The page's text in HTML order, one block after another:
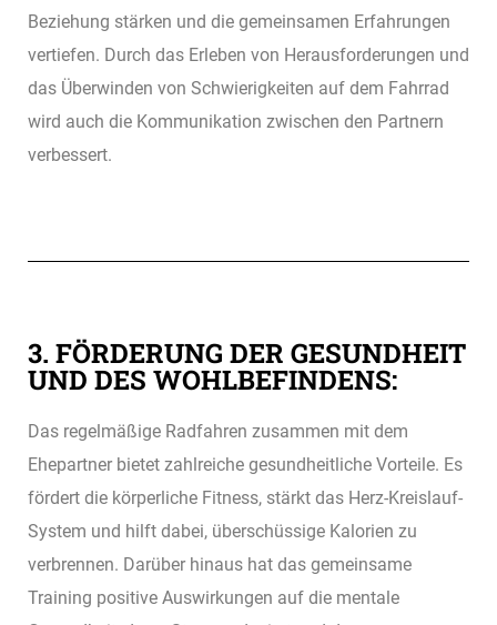
Beziehung stärken und die gemeinsamen Erfahrungen
vertiefen. Durch das Erleben von Herausforderungen und
das Überwinden von Schwierigkeiten auf dem Fahrrad
wird auch die Kommunikation zwischen den Partnern
verbessert.
3. FÖRDERUNG DER GESUNDHEIT
UND DES WOHLBEFINDENS:
Das regelmäßige Radfahren zusammen mit dem
Ehepartner bietet zahlreiche gesundheitliche Vorteile. Es
fördert die körperliche Fitness, stärkt das Herz-Kreislauf-
System und hilft dabei, überschüssige Kalorien zu
verbrennen. Darüber hinaus hat das gemeinsame
Training positive Auswirkungen auf die mentale